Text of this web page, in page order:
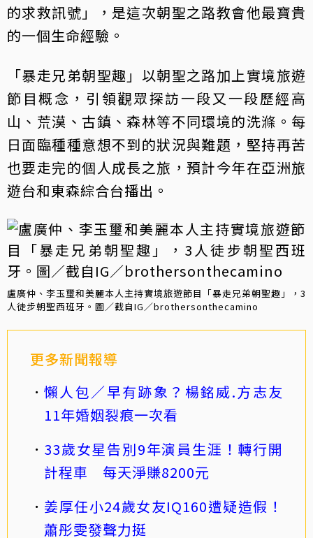
的求救訊號」，是這次朝聖之路教會他最寶貴
的一個生命經驗。
「暴走兄弟朝聖趣」以朝聖之路加上實境旅遊
節目概念，引領觀眾探訪一段又一段歷經高
山、荒漠、古鎮、森林等不同環境的洗滌。每
日面臨種種意想不到的狀況與難題，堅持再苦
也要走完的個人成長之旅，預計今年在亞洲旅
遊台和東森綜合台播出。
盧廣仲、李玉璽和美麗本人主持實境旅遊節目「暴走兄弟朝聖趣」，3
人徒步朝聖西班牙。圖／截自IG／brothersonthecamino
更多新聞報導
懶人包／早有跡象？楊銘威.方志友
11年婚姻裂痕一次看
33歲女星告別9年演員生涯！轉行開
計程車 每天淨賺8200元
姜厚任小24歲女友IQ160遭疑造假！
蕭彤雯發聲力挺